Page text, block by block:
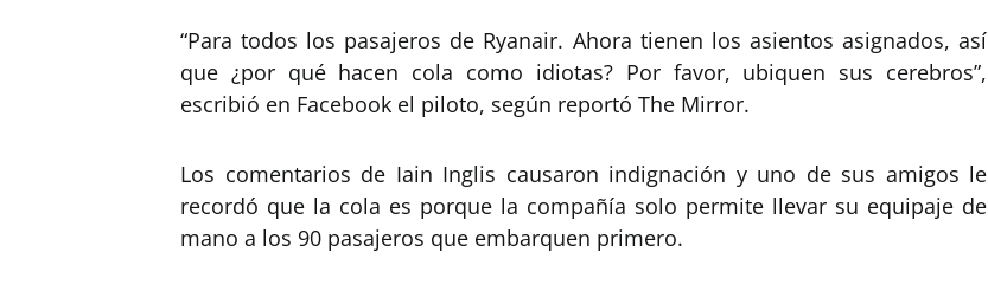
“Para todos los pasajeros de Ryanair. Ahora tienen los asientos asignados, así
que ¿por qué hacen cola como idiotas? Por favor, ubiquen sus cerebros”,
escribió en Facebook el piloto, según reportó The Mirror.
Los comentarios de Iain Inglis causaron indignación y uno de sus amigos le
recordó que la cola es porque la compañía solo permite llevar su equipaje de
mano a los 90 pasajeros que embarquen primero.